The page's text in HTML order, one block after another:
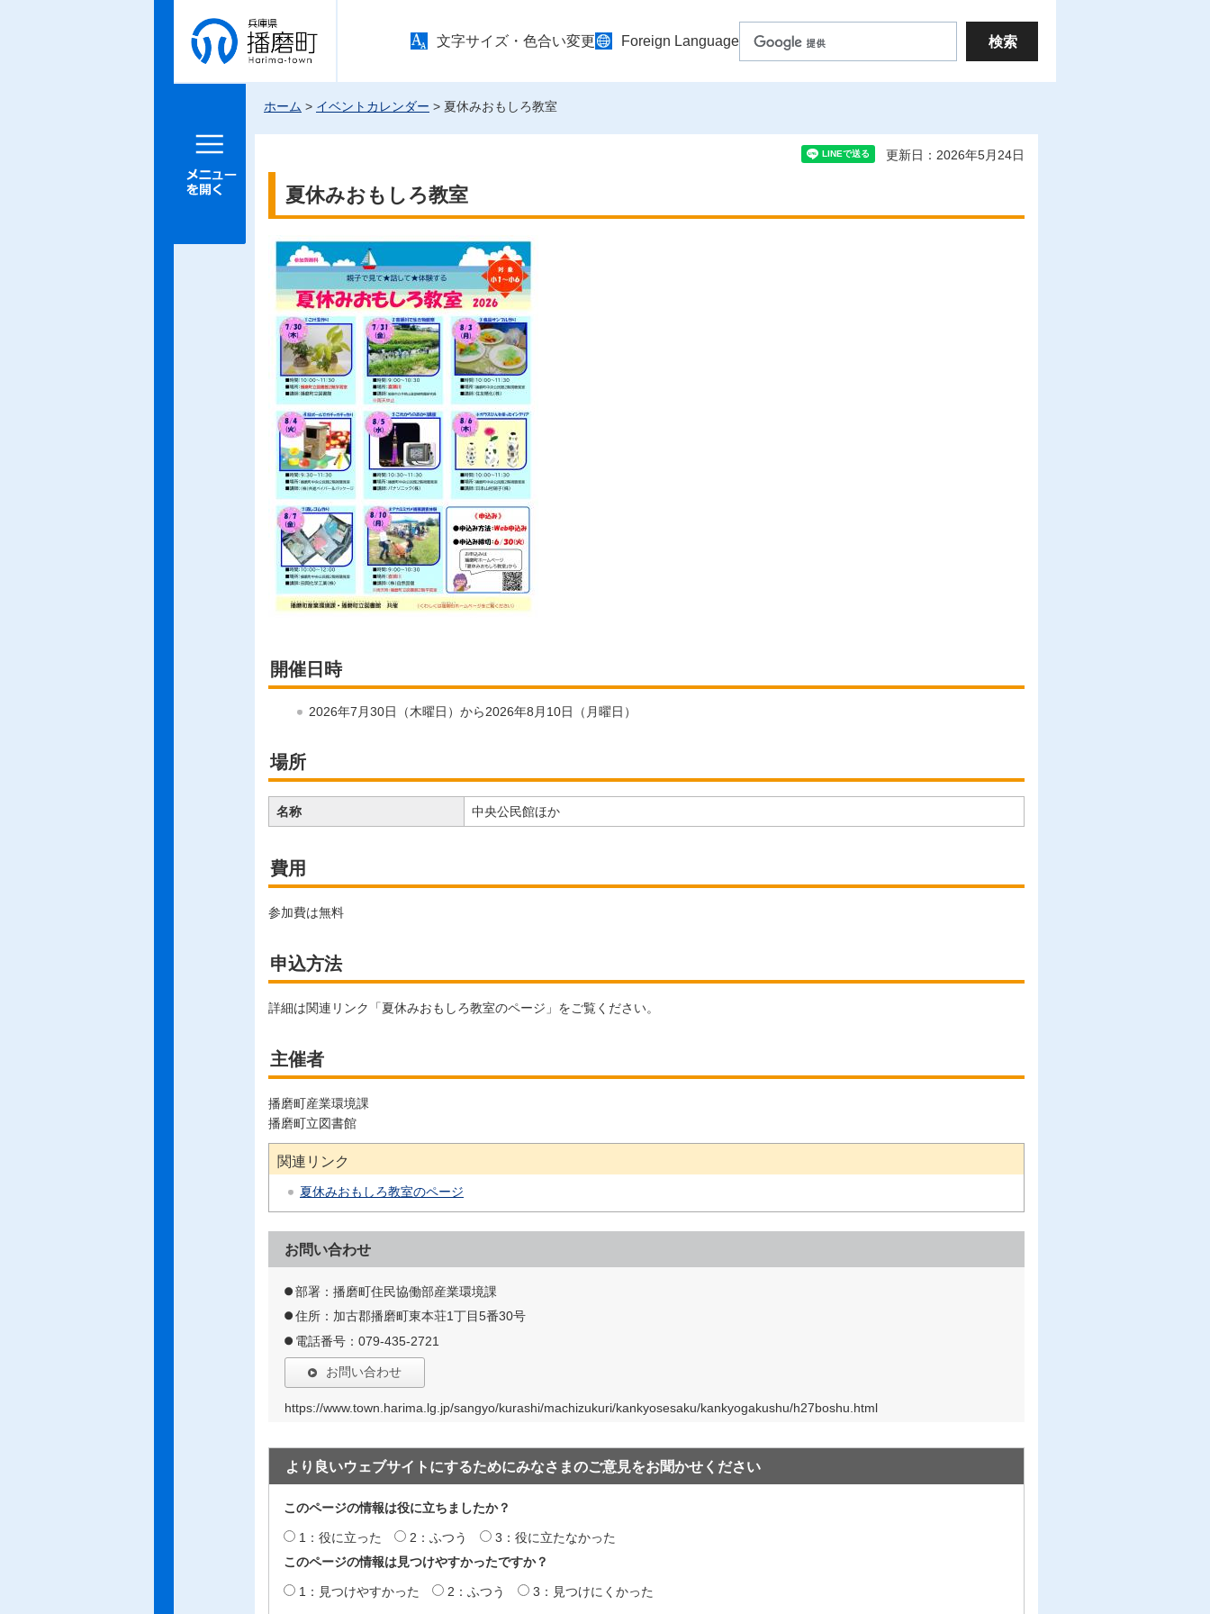
兵庫県 播
磨町
文字サイズ・色合い変更 Foreign Language
メニュー
ホーム > イベントカレンダー > 夏休みおもしろ教室
更新日：2026年5月24日
夏休みおもしろ教室
開催日時
2026年7月30日（木曜日）から2026年8月10日（月曜日）
場所
名称 中央公民館ほか
費用
参加費は無料
申込方法
詳細は関連リンク「夏休みおもしろ教室のページ」をご覧ください。
主催者
播磨町産業環境課
播磨町立図書館
関連リンク
夏休みおもしろ教室のページ
お問い合わせ
部署：播磨町住民協働部産業環境課
住所：加古郡播磨町東本荘1丁目5番30号
電話番号：079-435-2721
お問い合わせ
https://www.town.harima.lg.jp/sangyo/kurashi/machizukuri/kankyosesaku/kankyogakushu/h27boshu.html
より良いウェブサイトにするためにみなさまのご意見をお聞かせください
このページの情報は役に立ちましたか？
1：役に立った 2：ふつう
3：役に立たなかった
このページの情報は見つけやすかったですか？
1：見つけやすかった 2：ふつう 3：見つけにくかった